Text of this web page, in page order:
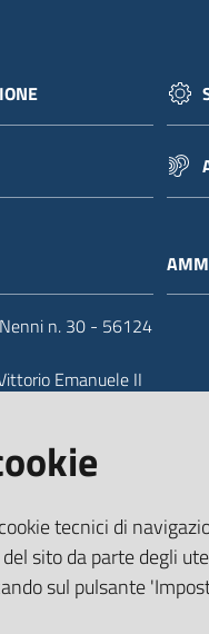
n. 30 - 56124
Emanuele II
80000410508
tecnici di
sito da parte degli
sul pulsante